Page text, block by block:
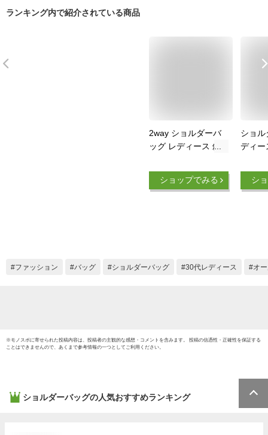
ランキング内で紹介されている商品
2way ショルダーバ
ッグ レディース 斜
軽い かわいい A4 レ
ザー 通勤 通学 シン
量 ママバッグ 可愛
ショップでみる
ショル
ディー
イロン
おし
シ
ファッション バッグ ショルダーバッグ 30代レディース オ
※モノスポに寄せられた投稿内容は、投稿者の主観的な感想・コメントを含みます。 投稿の信憑性・正確性を保証する
ことはできませんので、あくまで参考情報の一つとしてご利用ください。
ショルダーバッグの人気おすすめランキング